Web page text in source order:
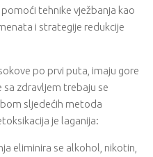
tehnike vježbanja kao
i strategije redukcije
po prvi puta, imaju gore
zdravljem trebaju se
sljedećih metoda
je laganija:
eliminira se alkohol, nikotin,